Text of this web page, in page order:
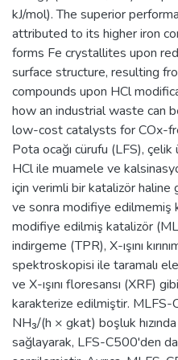
kJ/mol). The superior
attributed to its higher iron
forms Fe crystallites upon
surface structure, resulting
compounds upon HCl
how an industrial waste can
low-cost catalysts for COx-
Pota ocağı cürufu (LFS),
HCl ile muamele ve
için verimli bir katalizör
ve sonra modifiye
modifiye edilmiş katalizör
indirgeme (TPR), X-ışını
spektroskopisi ile taramalı
ve X-ışını floresansı (XRF)
karakterize edilmiştir.
NH₃/(h × gkat) boşluk
sağlayarak, LFS-C500'den